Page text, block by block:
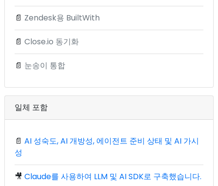
📄 Zendesk용 BuiltWith
📄 Close.io 동기화
📄 눈송이 통합
일체 포함
📄 AI 성숙도, AI 개방성, 에이전트 준비 상태 및 AI 가시
성
🎥 Claude를 사용하여 LLM 및 AI SDK로 구축했습니다.